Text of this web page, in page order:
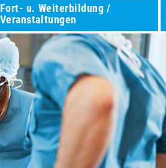
Fort- u. Weiterbildung /
Veranstaltungen